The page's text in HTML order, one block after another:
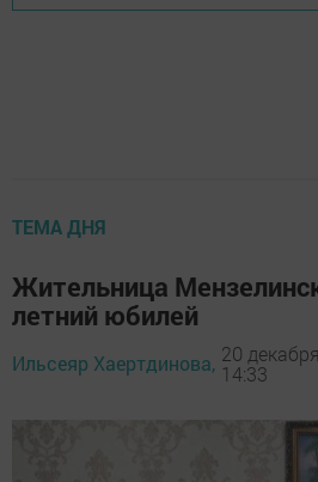
ТЕМА ДНЯ
Жительница
летний юбилей
Ильсеяр Хаертдинова, 20
14:33